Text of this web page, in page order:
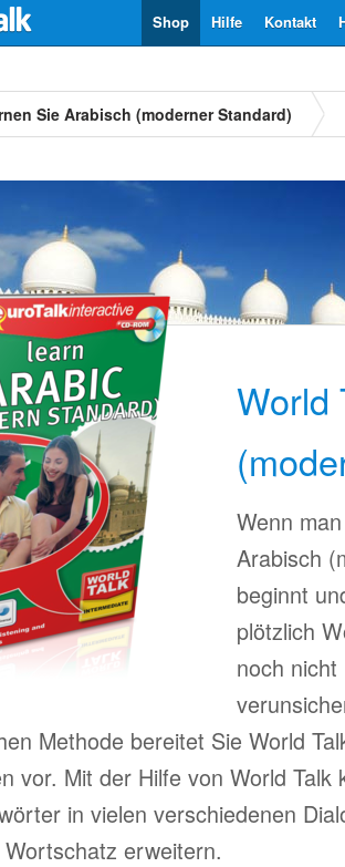
Kontakt
Hilfe
Shop
Sie Arabisch (moderner Standard)
World
Wenn
Arabisch
beginnt
plötzlich
noch
Methode bereitet Sie World
vor. Mit der Hilfe von World Talk
in vielen verschiedenen
erweitern.